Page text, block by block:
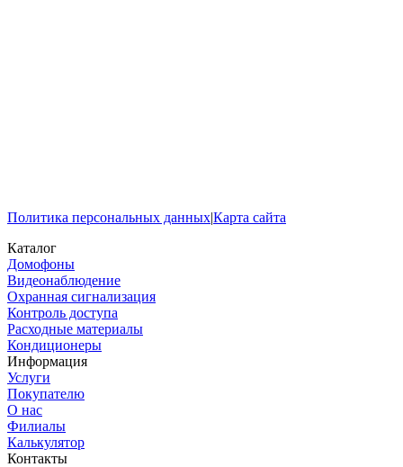
Политика персональных данных|Карта сайта
Каталог
Домофоны
Видеонаблюдение
Охранная сигнализация
Контроль доступа
Расходные материалы
Кондиционеры
Информация
Услуги
Покупателю
О нас
Филиалы
Калькулятор
Контакты